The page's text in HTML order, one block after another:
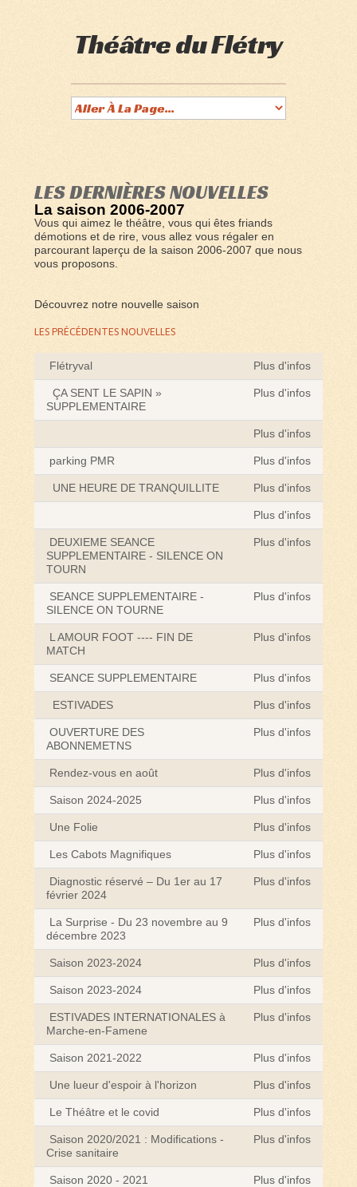
Théâtre du Flétry
LES DERNIÈRES NOUVELLES
La saison 2006-2007
Vous qui aimez le théâtre, vous qui êtes friands
démotions et de rire, vous allez vous régaler en
parcourant laperçu de la saison 2006-2007 que nous
vous proposons.
Découvrez notre nouvelle saison
LES PRÉCÉDENTES NOUVELLES
Flétryval Plus d'infos
ÇA SENT LE SAPIN »
SUPPLEMENTAIRE
Plus d'infos
Plus d'infos
parking PMR Plus d'infos
UNE HEURE DE TRANQUILLITE Plus d'infos
Plus d'infos
DEUXIEME SEANCE
SUPPLEMENTAIRE - SILENCE ON
TOURN
Plus d'infos
SEANCE SUPPLEMENTAIRE -
SILENCE ON TOURNE
Plus d'infos
L AMOUR FOOT ---- FIN DE
MATCH
Plus d'infos
SEANCE SUPPLEMENTAIRE Plus d'infos
ESTIVADES Plus d'infos
OUVERTURE DES
ABONNEMETNS
Plus d'infos
Rendez-vous en août Plus d'infos
Saison 2024-2025 Plus d'infos
Une Folie Plus d'infos
Les Cabots Magnifiques Plus d'infos
Diagnostic réservé – Du 1er au 17
février 2024
Plus d'infos
La Surprise - Du 23 novembre au 9
décembre 2023
Plus d'infos
Saison 2023-2024 Plus d'infos
Saison 2023-2024 Plus d'infos
ESTIVADES INTERNATIONALES à
Marche-en-Famene
Plus d'infos
Saison 2021-2022 Plus d'infos
Une lueur d'espoir à l'horizon Plus d'infos
Le Théâtre et le covid Plus d'infos
Saison 2020/2021 : Modifications -
Crise sanitaire
Plus d'infos
Saison 2020 - 2021 Plus d'infos